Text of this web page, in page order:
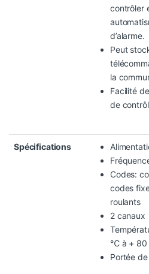
contrôler
d’alarme.
Peut
la
Facilité
de
Spécifications
Codes:
codes
roulants
2 canaux
℃ à +
Portée